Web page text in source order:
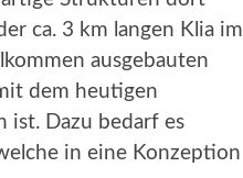
ca. 3 km langen Klia im
ausgebauten
dem heutigen
ist. Dazu bedarf es
in eine Konzeption